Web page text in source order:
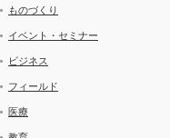
ものづくり
イベント・セミナー
ビジネス
フィールド
医療